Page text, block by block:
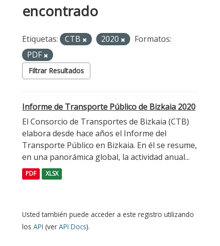
encontrado
Etiquetas: CTB 2020
Formatos:
PDF
Filtrar Resultados
Informe de Transporte Público de Bizkaia 2020
El Consorcio de Transportes de Bizkaia (CTB)
elabora desde hace años el Informe del
Transporte Público en Bizkaia. En él se resume,
en una panorámica global, la actividad anual...
PDF XLSX
Usted también puede acceder a este registro utilizando
los API (ver API Docs).